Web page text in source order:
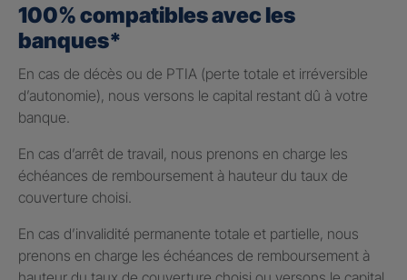
100% compatibles avec les
banques*
En cas de décès ou de PTIA (perte totale et irréversible
d’autonomie), nous versons le capital restant dû à votre
banque.
En cas d’arrêt de travail, nous prenons en charge les
échéances de remboursement à hauteur du taux de
couverture choisi.
En cas d’invalidité permanente totale et partielle, nous
prenons en charge les échéances de remboursement à